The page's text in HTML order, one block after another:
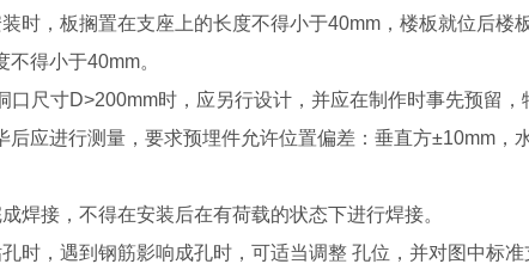
合板安装
时，板搁置在支座上的长度不得小于40mm，楼板就位后楼
得小于40mm。
口尺寸D>200mm时，应另行设计，并应在制作时事先预留，
应进行测量，要求预埋件允许位置偏差：垂直方±10mm，
焊接，不得在安装后在有荷载的状态下进行焊接。
时，遇到钢筋影响成孔时，可适当调整 孔位，并对图中标